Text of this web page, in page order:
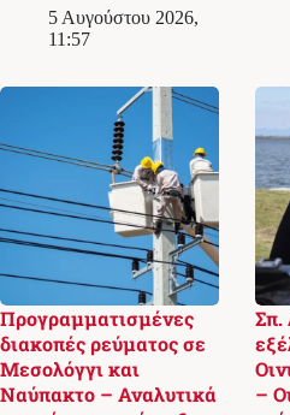
5 Αυγούστου 2026,
11:57
Προγραμματισμένες
διακοπές ρεύματος σε
Μεσολόγγι και
Ναύπακτο – Αναλυτικά
Σπ.
–